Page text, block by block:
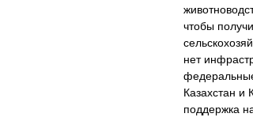
чтобы
нет
Казахстан и
поддержка